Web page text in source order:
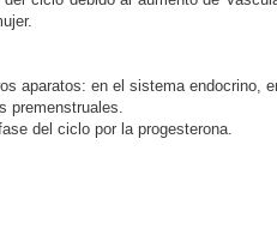
aparatos: en el sistema
premenstruales.
del ciclo por la progesterona.